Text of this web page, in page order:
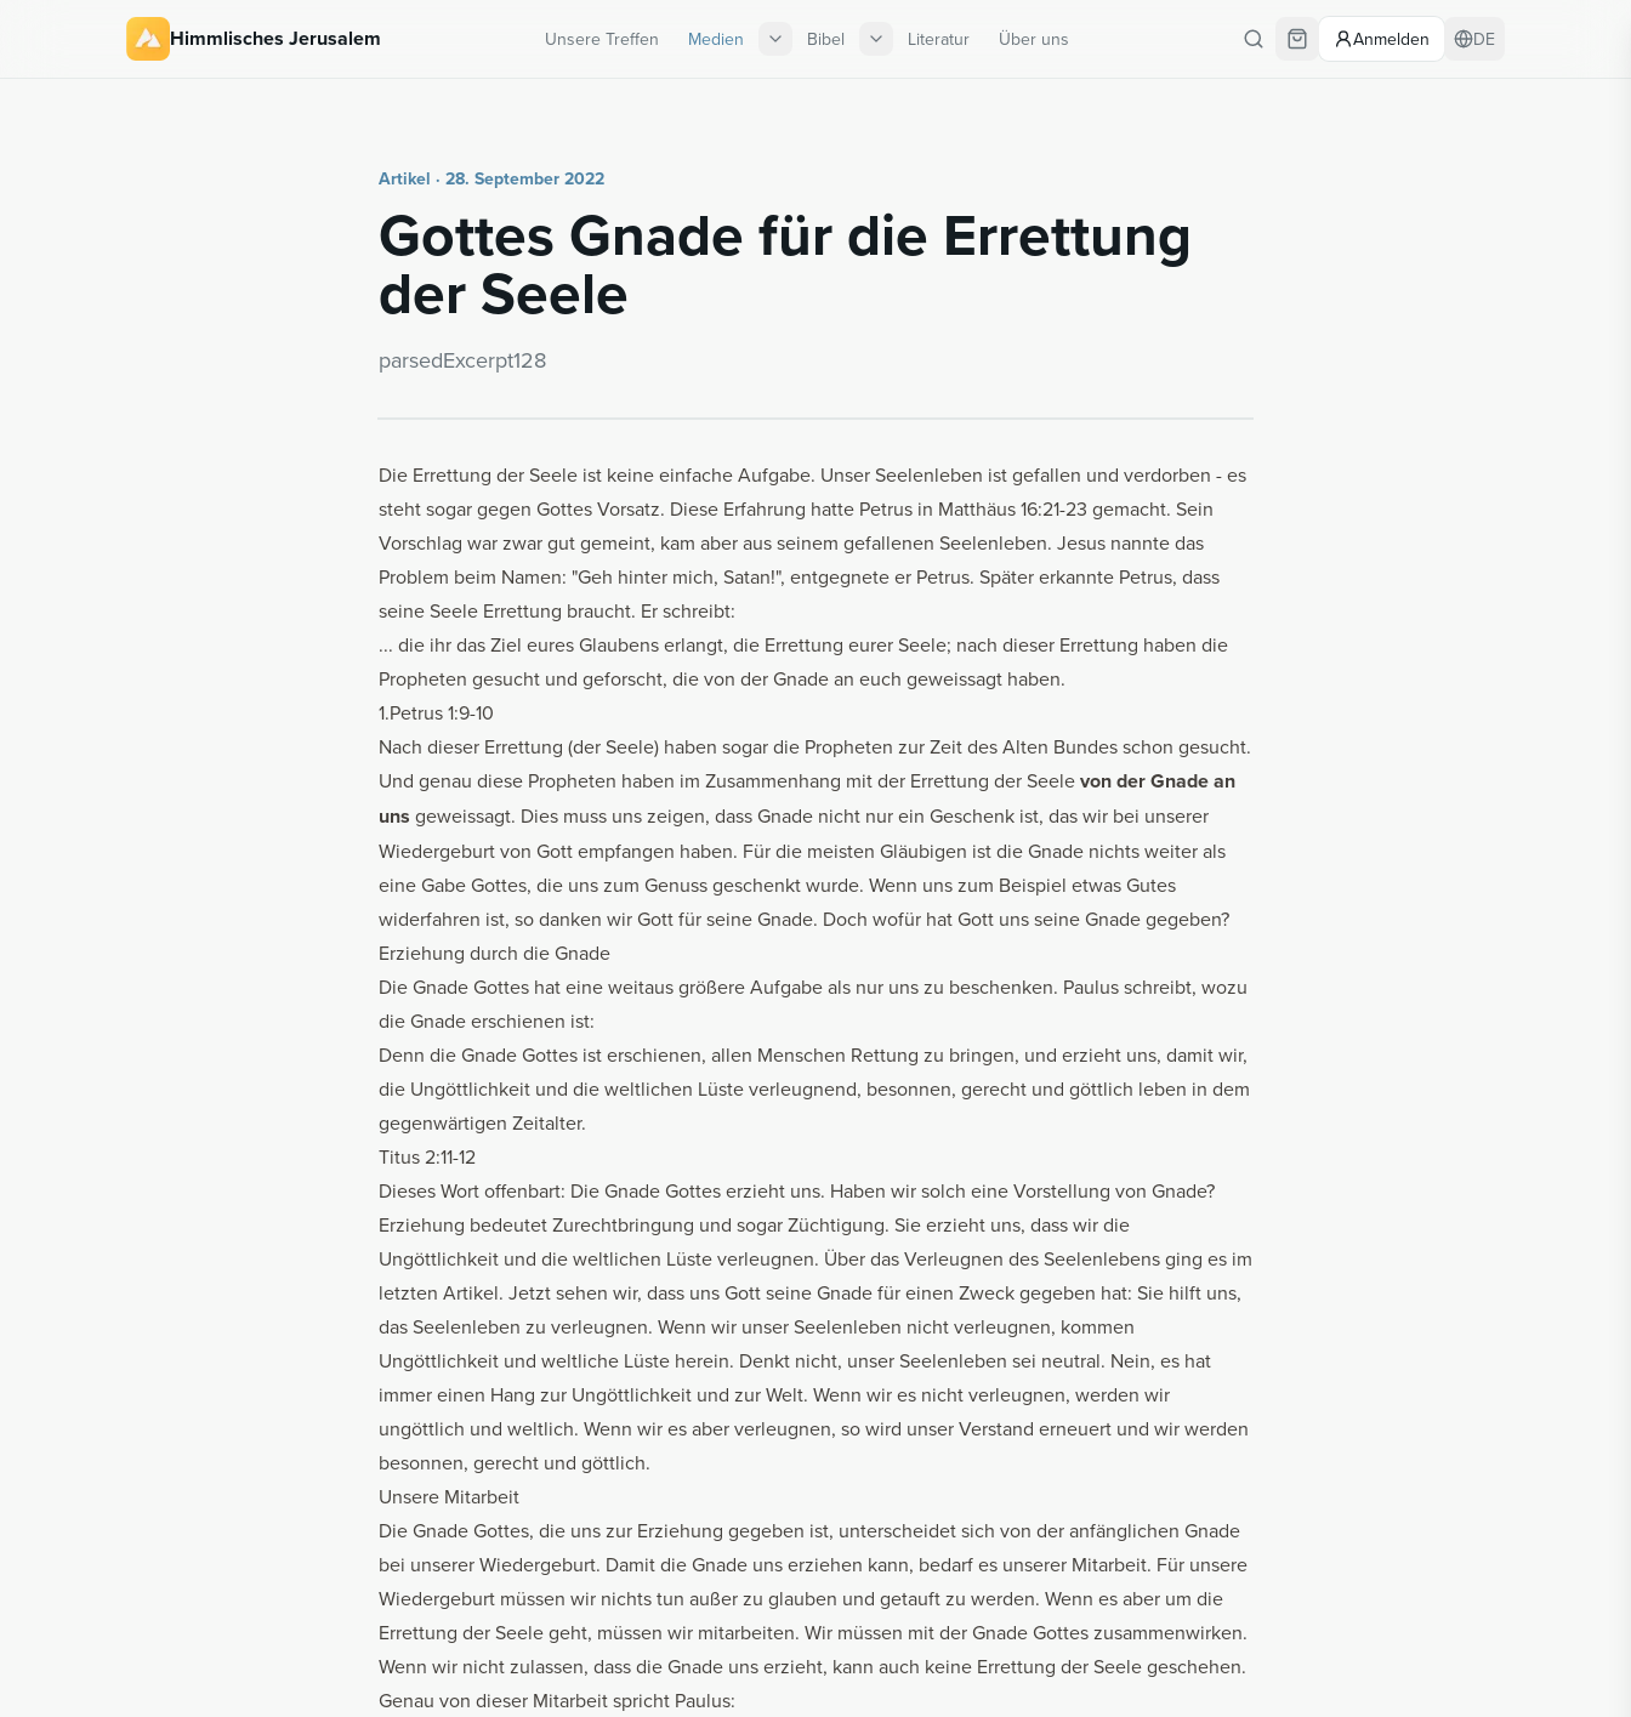
Himmlisches Jerusalem Unsere Treffen Medien Bibel Literatur Über uns Anmelden DE
Artikel · 28. September 2022
Got­tes Gnade für die Er­ret­tung
der Seele
par­se­dE­x­cerpt128
Die Errettung der Seele ist keine einfache Aufgabe. Unser Seelenleben ist gefallen und verdorben - es
steht sogar gegen Gottes Vorsatz. Diese Erfahrung hatte Petrus in Matthäus 16:21-23 gemacht. Sein
Vorschlag war zwar gut gemeint, kam aber aus seinem gefallenen Seelenleben. Jesus nannte das
Problem beim Namen: "Geh hinter mich, Satan!", entgegnete er Petrus. Später erkannte Petrus, dass
seine Seele Errettung braucht. Er schreibt:
... die ihr das Ziel eures Glaubens erlangt, die Errettung eurer Seele; nach dieser Errettung haben die
Propheten gesucht und geforscht, die von der Gnade an euch geweissagt haben.
1.Petrus 1:9-10
Nach dieser Errettung (der Seele) haben sogar die Propheten zur Zeit des Alten Bundes schon gesucht.
Und genau diese Propheten haben im Zusammenhang mit der Errettung der Seelevon der Gnade an
uns geweissagt. Dies muss uns zeigen, dass Gnade nicht nur ein Geschenk ist, das wir bei unserer
Wiedergeburt von Gott empfangen haben. Für die meisten Gläubigen ist die Gnade nichts weiter als
eine Gabe Gottes, die uns zum Genuss geschenkt wurde. Wenn uns zum Beispiel etwas Gutes
widerfahren ist, so danken wir Gott für seine Gnade. Doch wofür hat Gott uns seine Gnade gegeben?
Erziehung durch die Gnade
Die Gnade Gottes hat eine weitaus größere Aufgabe als nur uns zu beschenken. Paulus schreibt, wozu
die Gnade erschienen ist:
Denn die Gnade Gottes ist erschienen, allen Menschen Rettung zu bringen, und erzieht uns, damit wir,
die Ungöttlichkeit und die weltlichen Lüste verleugnend, besonnen, gerecht und göttlich leben in dem
gegenwärtigen Zeitalter.
Titus 2:11-12
Dieses Wort offenbart: Die Gnade Gottes erzieht uns. Haben wir solch eine Vorstellung von Gnade?
Erziehung bedeutet Zurechtbringung und sogar Züchtigung. Sie erzieht uns, dass wir die
Ungöttlichkeit und die weltlichen Lüste verleugnen. Über das Verleugnen des Seelenlebens ging es im
letzten Artikel. Jetzt sehen wir, dass uns Gott seine Gnade für einen Zweck gegeben hat: Sie hilft uns,
das Seelenleben zu verleugnen. Wenn wir unser Seelenleben nicht verleugnen, kommen
Ungöttlichkeit und weltliche Lüste herein. Denkt nicht, unser Seelenleben sei neutral. Nein, es hat
immer einen Hang zur Ungöttlichkeit und zur Welt. Wenn wir es nicht verleugnen, werden wir
ungöttlich und weltlich. Wenn wir es aber verleugnen, so wird unser Verstand erneuert und wir werden
besonnen, gerecht und göttlich.
Unsere Mitarbeit
Die Gnade Gottes, die uns zur Erziehung gegeben ist, unterscheidet sich von der anfänglichen Gnade
bei unserer Wiedergeburt. Damit die Gnade uns erziehen kann, bedarf es unserer Mitarbeit. Für unsere
Wiedergeburt müssen wir nichts tun außer zu glauben und getauft zu werden. Wenn es aber um die
Errettung der Seele geht, müssen wir mitarbeiten. Wir müssen mit der Gnade Gottes zusammenwirken.
Wenn wir nicht zulassen, dass die Gnade uns erzieht, kann auch keine Errettung der Seele geschehen.
Genau von dieser Mitarbeit spricht Paulus: